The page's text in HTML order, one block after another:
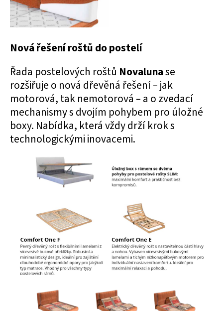
Nová řešení roštů do postelí
Řada postelových roštů Novalunase
rozšiřuje o nová dřevěná řešení – jak
motorová, tak nemotorová – a o zvedací
mechanismy s dvojím pohybem pro úložné
boxy. Nabídka, která vždy drží krok s
technologickými inovacemi.